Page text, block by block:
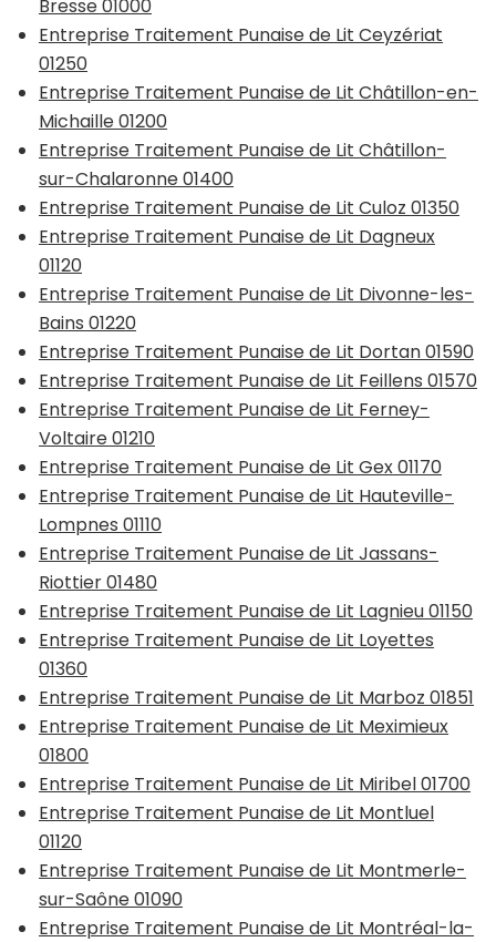
Bresse 01000
Entreprise Traitement Punaise de Lit Ceyzériat
01250
Entreprise Traitement Punaise de Lit Châtillon-en-
Michaille 01200
Entreprise Traitement Punaise de Lit Châtillon-
sur-Chalaronne 01400
Entreprise Traitement Punaise de Lit Culoz 01350
Entreprise Traitement Punaise de Lit Dagneux
01120
Entreprise Traitement Punaise de Lit Divonne-les-
Bains 01220
Entreprise Traitement Punaise de Lit Dortan 01590
Entreprise Traitement Punaise de Lit Feillens 01570
Entreprise Traitement Punaise de Lit Ferney-
Voltaire 01210
Entreprise Traitement Punaise de Lit Gex 01170
Entreprise Traitement Punaise de Lit Hauteville-
Lompnes 01110
Entreprise Traitement Punaise de Lit Jassans-
Riottier 01480
Entreprise Traitement Punaise de Lit Lagnieu 01150
Entreprise Traitement Punaise de Lit Loyettes
01360
Entreprise Traitement Punaise de Lit Marboz 01851
Entreprise Traitement Punaise de Lit Meximieux
01800
Entreprise Traitement Punaise de Lit Miribel 01700
Entreprise Traitement Punaise de Lit Montluel
01120
Entreprise Traitement Punaise de Lit Montmerle-
sur-Saône 01090
Entreprise Traitement Punaise de Lit Montréal-la-